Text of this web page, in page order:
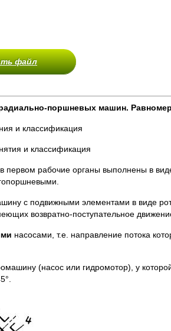
файл
поршневых машин.
и классификация
и классификация
первом рабочие органы выполнены в
с подвижными элементами в виде
возвратно-поступательное
насосами, т.е. направление потока
(насос или гидромотор), у